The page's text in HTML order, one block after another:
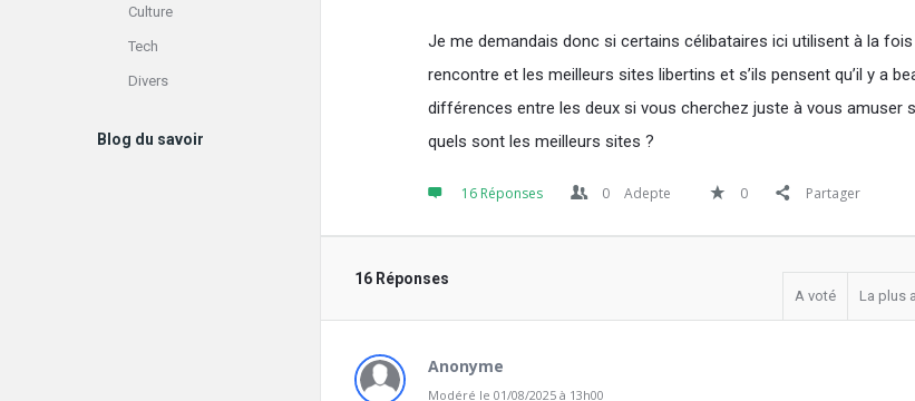
Je me demandais donc si certains célibataires ici utilisent à la
rencontre et les meilleurs sites libertins et s’ils pensent qu’il y a
différences entre les deux si vous cherchez juste à vous amuser
quels sont les meilleurs sites ?
16 Réponses 0 Adepte 0 Partager
16 Réponses
A voté La plus
Anonyme
Modéré le 01/08/2025 à 13h00
Culture
Tech
Divers
Blog du savoir